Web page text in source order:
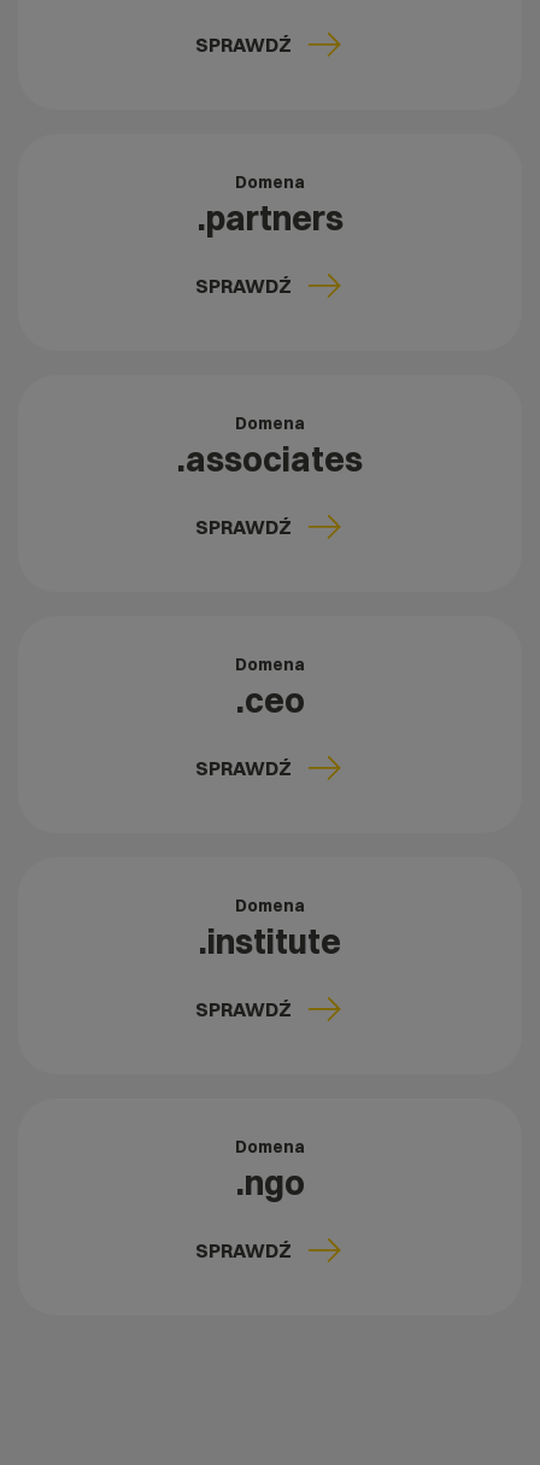
SPRAWDŹ
Domena
.partners
SPRAWDŹ
Domena
.associates
SPRAWDŹ
Domena
.ceo
SPRAWDŹ
Domena
.institute
SPRAWDŹ
Domena
.ngo
SPRAWDŹ